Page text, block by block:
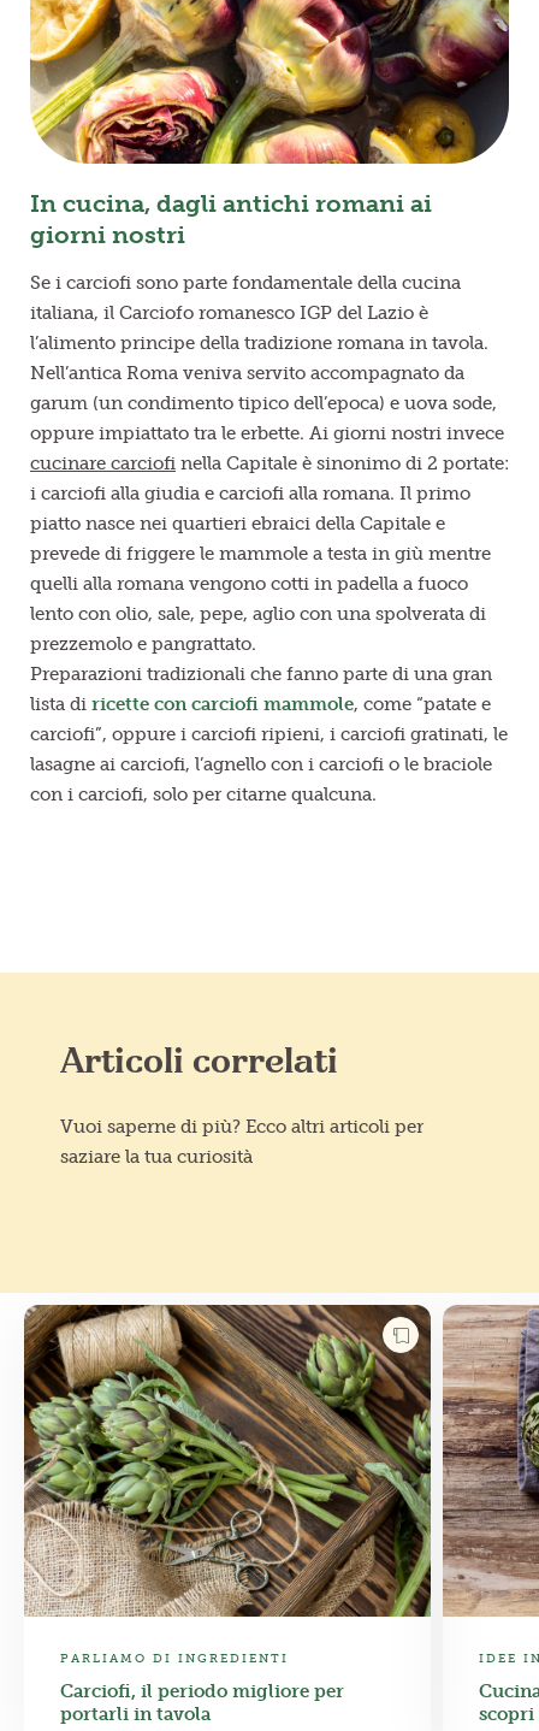
In cucina, dagli antichi romani ai
giorni nostri
Se i carciofi sono parte fondamentale della cucina
italiana, il Carciofo romanesco IGP del Lazio è
l’alimento principe della tradizione romana in tavola.
Nell’antica Roma veniva servito accompagnato da
garum (un condimento tipico dell’epoca) e uova sode,
oppure impiattato tra le erbette. Ai giorni nostri invece
cucinare carciofi nella Capitale è sinonimo di 2 portate:
i carciofi alla giudia e carciofi alla romana. Il primo
piatto nasce nei quartieri ebraici della Capitale e
prevede di friggere le mammole a testa in giù mentre
quelli alla romana vengono cotti in padella a fuoco
lento con olio, sale, pepe, aglio con una spolverata di
prezzemolo e pangrattato.
Preparazioni tradizionali che fanno parte di una gran
lista di ricette con carciofi mammole, come “patate e
carciofi”, oppure i carciofi ripieni, i carciofi gratinati, le
lasagne ai carciofi, l’agnello con i carciofi o le braciole
con i carciofi, solo per citarne qualcuna.
Articoli correlati
Vuoi saperne di più? Ecco altri articoli per
saziare la tua curiosità
PARLIAMO DI INGREDIENTI
Carciofi, il periodo migliore per
portarli in tavola
IDEE
scopri